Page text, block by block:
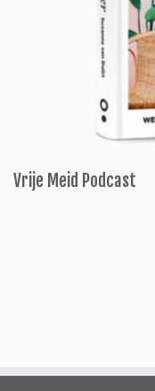
Vrije Meid Podcast